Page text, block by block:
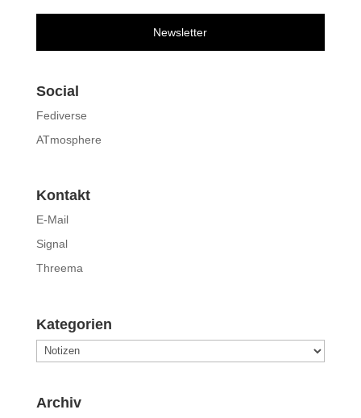
Newsletter
Social
Fediverse
ATmosphere
Kontakt
E-Mail
Signal
Threema
Kategorien
Kategorien
Archiv